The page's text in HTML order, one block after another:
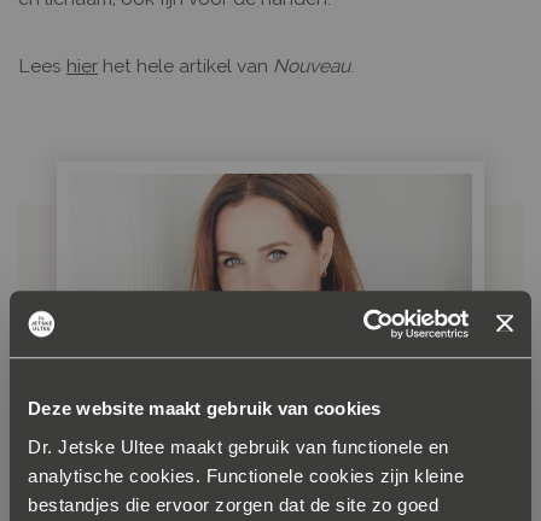
Deze website maakt gebruik van cookies
Dr. Jetske Ultee maakt gebruik van functionele en
analytische cookies. Functionele cookies zijn kleine
bestandjes die ervoor zorgen dat de site zo goed
Lees hier het hele artikel van Nouveau.